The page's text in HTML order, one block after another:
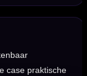
case praktische